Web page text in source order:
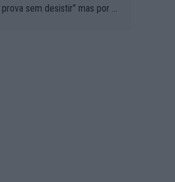
sem desistir" mas por ou